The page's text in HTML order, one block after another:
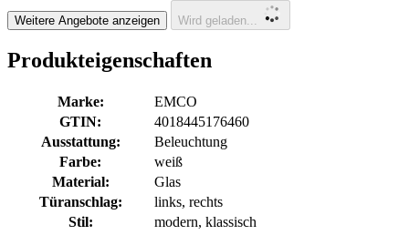
Weitere Angebote anzeigen Wird geladen...
Produkteigenschaften
Marke:
EMCO
GTIN:
4018445176460
Ausstattung:
Beleuchtung
Farbe:
weiß
Material:
Glas
Türanschlag:
links, rechts
Stil:
modern, klassisch